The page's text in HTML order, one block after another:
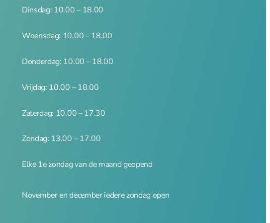
Dinsdag: 10.00 – 18.00
Woensdag: 10.00 – 18.00
Donderdag: 10.00 – 18.00
Vrijdag: 10.00 – 18.00
Zaterdag: 10.00 – 17.30
Zondag: 13.00 – 17.00
Elke 1e zondag van de maand geopend
November en december iedere zondag open